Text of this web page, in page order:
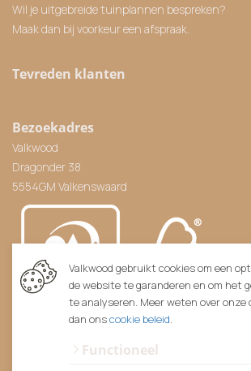
Wil je uitgebreide tuinplannen bespreken?
Maak dan bij voorkeur een afspraak.
Tevreden klanten
Bezoekadres
Valkwood
Dragonder 38
5554GM Valkenswaard
Valkwood gebruikt cookies om een
de website te garanderen en om het
te analyseren. Meer weten over onze
dan onscookie beleid.
Functioneel